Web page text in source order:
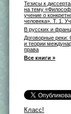
Тезисы к
на тему
учение о
человека». Т. 1.
В русских и
Договорные реки:
и теории
права
Все книги »
Класс!